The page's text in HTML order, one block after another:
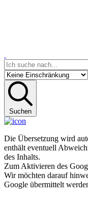
Suchen
Die Übersetzung wird
enthält eventuell
des Inhalts.
Zum Aktivieren des
Wir möchten darauf
Google übermittelt